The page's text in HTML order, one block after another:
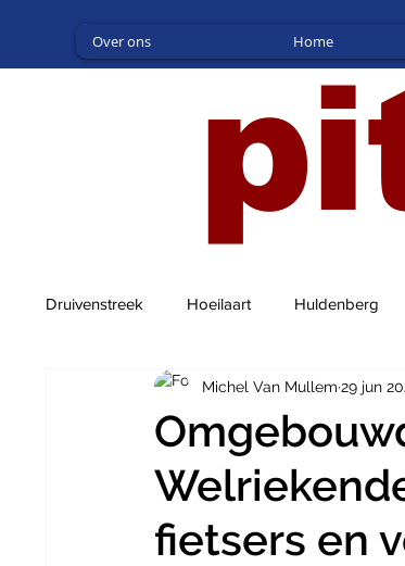
Over ons Home
Druivenstreek Hoeilaart Huldenberg
fietsers en
Michel Van Mullem 29 jun